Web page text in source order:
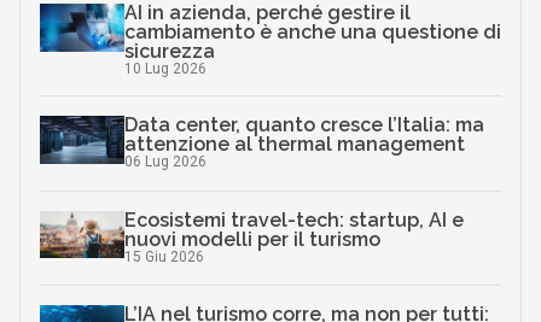
AI in azienda, perché gestire il
cambiamento è anche una questione di
sicurezza
10 Lug 2026
Data center, quanto cresce l’Italia: ma
attenzione al thermal management
06 Lug 2026
Ecosistemi travel-tech: startup, AI e
nuovi modelli per il turismo
15 Giu 2026
L’IA nel turismo corre, ma non per tutti: